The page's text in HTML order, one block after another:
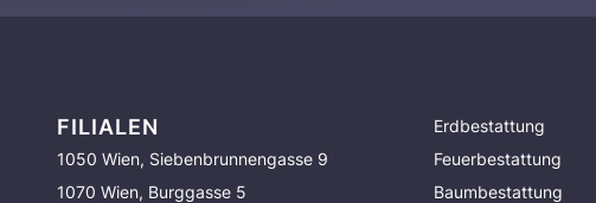
FILIALEN
1050 Wien, Siebenbrunnengasse 9
1070 Wien, Burggasse 5
Erdbestattung
Feuerbestattung
Baumbestattung